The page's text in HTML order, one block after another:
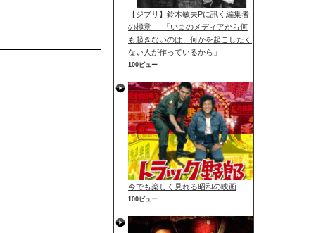
【ジブリ】鈴木敏夫Pに訊く編集者
の極意──「いまのメディアから何
も起きないのは、何かを起こしたく
ない人が作っているから」
100ビュー
今でも楽しく見れる昭和の映画
100ビュー